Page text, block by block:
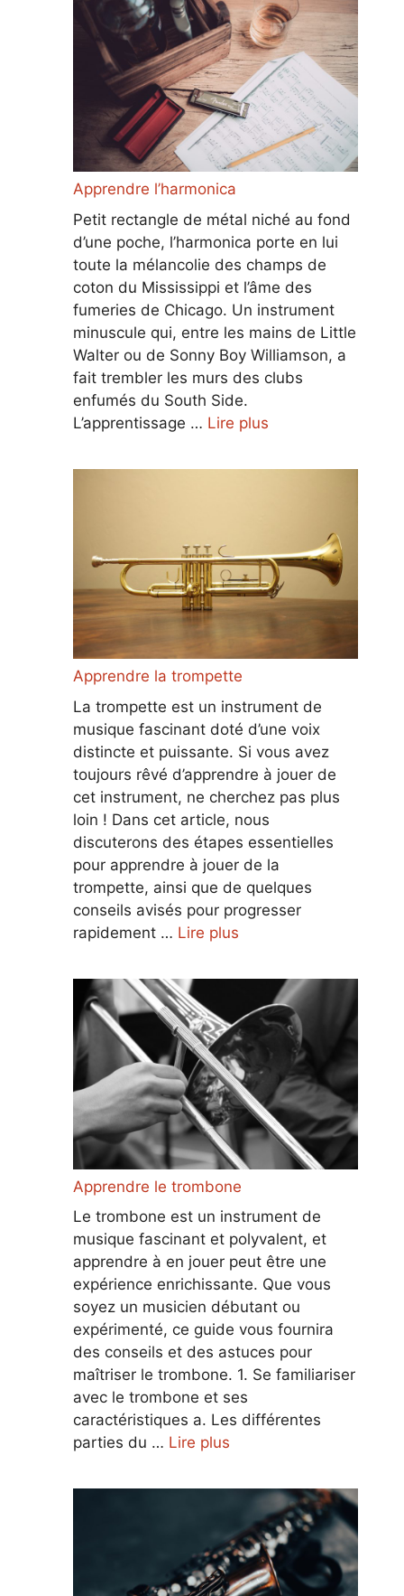
Apprendre l’harmonica
Petit rectangle de métal niché au fond
d’une poche, l’harmonica porte en lui
toute la mélancolie des champs de
coton du Mississippi et l’âme des
fumeries de Chicago. Un instrument
minuscule qui, entre les mains de Little
Walter ou de Sonny Boy Williamson, a
fait trembler les murs des clubs
enfumés du South Side.
L’apprentissage … Lire plus
Apprendre la trompette
La trompette est un instrument de
musique fascinant doté d’une voix
distincte et puissante. Si vous avez
toujours rêvé d’apprendre à jouer de
cet instrument, ne cherchez pas plus
loin ! Dans cet article, nous
discuterons des étapes essentielles
pour apprendre à jouer de la
trompette, ainsi que de quelques
conseils avisés pour progresser
rapidement … Lire plus
Apprendre le trombone
Le trombone est un instrument de
musique fascinant et polyvalent, et
apprendre à en jouer peut être une
expérience enrichissante. Que vous
soyez un musicien débutant ou
expérimenté, ce guide vous fournira
des conseils et des astuces pour
maîtriser le trombone. 1. Se familiariser
avec le trombone et ses
caractéristiques a. Les différentes
parties du … Lire plus